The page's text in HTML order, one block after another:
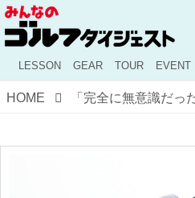
LESSON GEAR TOUR EVENT
HOME